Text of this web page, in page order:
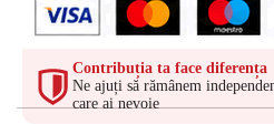
Contribuția ta face diferența
Ne ajuți să rămânem
care ai nevoie